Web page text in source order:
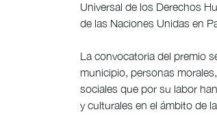
Universal de los Derechos
de las Naciones Unidas en
La convocatoria del premio
municipio, personas
sociales que por su labor
y culturales en el ámbito de